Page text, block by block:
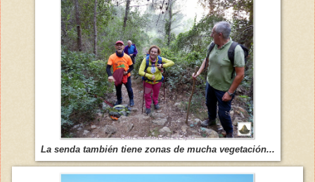
La senda también tiene zonas de mucha vegetación...